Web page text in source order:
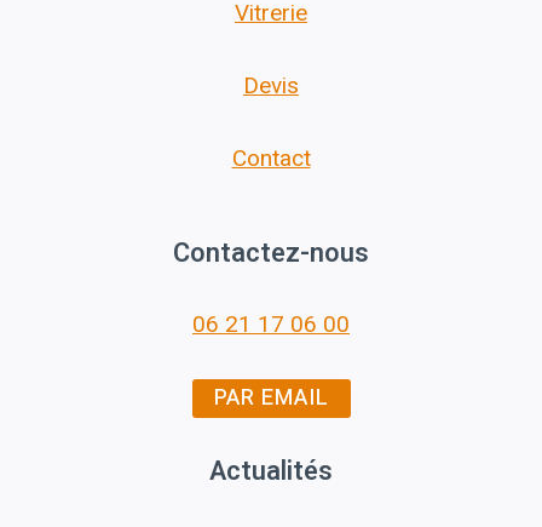
Vitrerie
Devis
Contact
Contactez-nous
06 21 17 06 00
PAR EMAIL
Actualités